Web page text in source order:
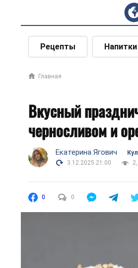
Рецепты Напитки
Главная
Вкусный
черносливом и
Екатерина Ягович
3.12.2025 21:00
0 0